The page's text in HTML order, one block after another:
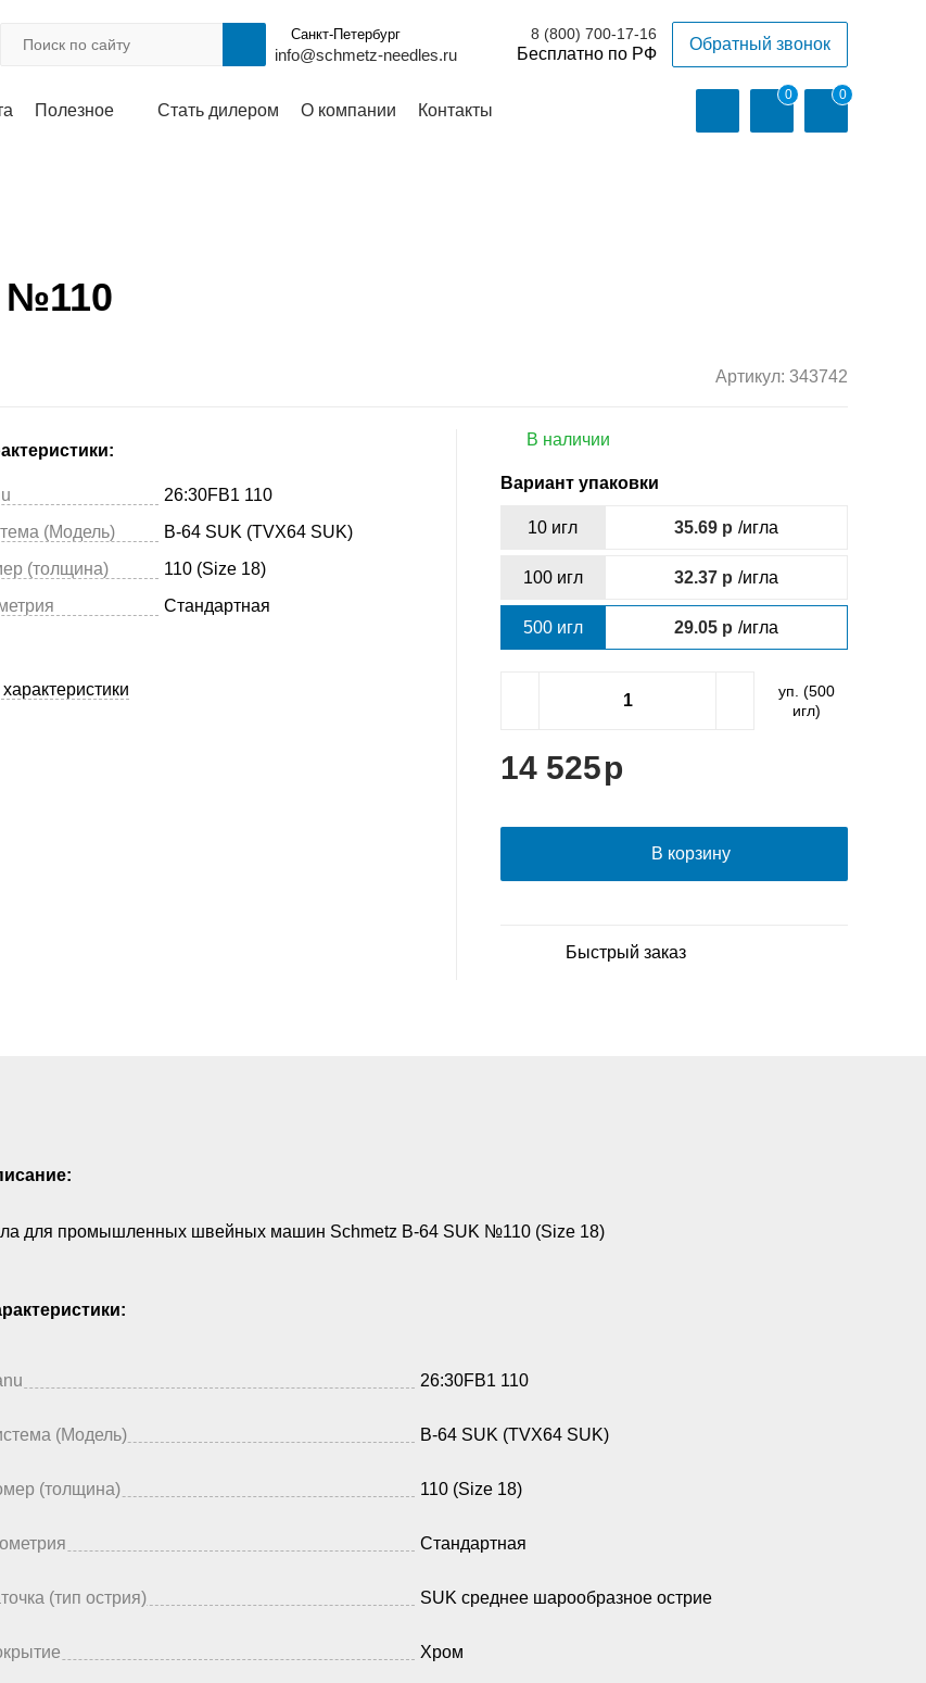
Санкт-Петербург
info@schmetz-needles.ru
8 (800) 700-17-16
Обратный звонок
Полезное Стать дилером О компании Контакты
0 0
№110
Артикул: 343742
26:30FB1 110
(Модель)
B-64 SUK (TVX64 SUK)
(толщина)
110 (Size 18)
Стандартная
В наличии
Вариант упаковки
10 игл 35.69 /игла
100 игл 32.37 /игла
500 игл 29.05 /игла
уп. (500
игл)
14 525
В корзину
Быстрый заказ
для промышленных швейных машин Schmetz B-64 SUK №110 (Size 18)
26:30FB1 110
(Модель) B-64 SUK (TVX64 SUK)
(толщина) 110 (Size 18)
Стандартная
(тип острия) SUK среднее шарообразное острие
Хром